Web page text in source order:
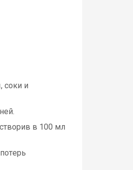
соки и
в 100 мл